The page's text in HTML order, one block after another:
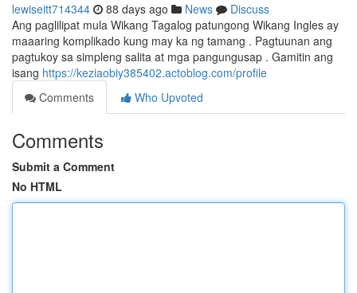
lewiseitt714344 88 days ago News
Discuss
Ang paglilipat mula Wikang Tagalog patungong Wikang Ingles ay
maaaring komplikado kung may ka ng tamang . Pagtuunan ang
pagtukoy sa simpleng salita at mga pangungusap . Gamitin ang
isang https://keziaobiy385402.actoblog.com/profile
Comments
Who Upvoted
Comments
Submit a Comment
No HTML